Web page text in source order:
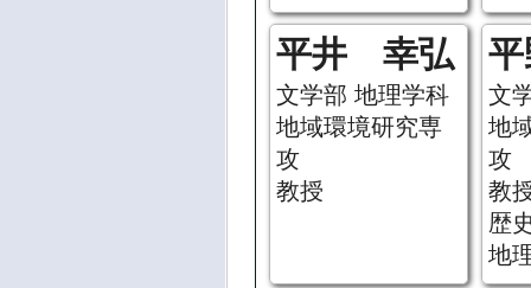
平井 幸弘
文学部 地理学科
地域環境研究専
攻
教授
文
地
攻
教
歴
地